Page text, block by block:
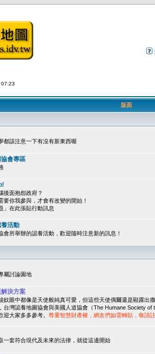
07:23
版面
都該注意一下有沒有新東西喔
會專區
後面抱怨政府？
要你我參與，才會有改變的開始！
」在此張貼行動訊息
活動
會所舉辦的認養活動，歡迎隨時注意新的訊息！
屬討論園地
決方案
奴眼中都像是天使般純真可愛，但這些天使偶爾還是顯露出
台灣認養地圖協會與美國人道協會（The Humane Society
迎大家多多參考。 尊重智慧財產權，網友們如需轉貼，敬請
一套符合現代及未來的法律，就從這邊開始